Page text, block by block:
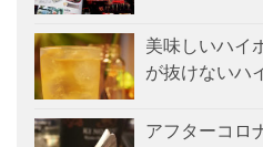
美味しいハイ
が抜けないハ
アフターコロ